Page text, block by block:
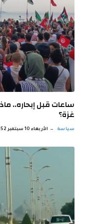
ساعات قبل إبحاره..
غزة؟
سياسة الأربعاء 10 سبتمبر 11:52 ص